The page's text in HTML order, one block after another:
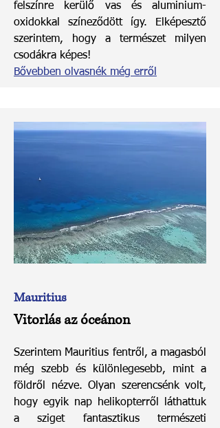
felszínre kerülő vas és aluminium-
oxidokkal színeződött így. Elképesztő
szerintem, hogy a természet milyen
csodákra képes!
Bővebben olvasnék még erről
Mauritius
Vitorlás az óceánon
Szerintem Mauritius fentről, a magasból
még szebb és különlegesebb, mint a
földről nézve. Olyan szerencsénk volt,
hogy egyik nap helikopterről láthattuk
a sziget fantasztikus természeti